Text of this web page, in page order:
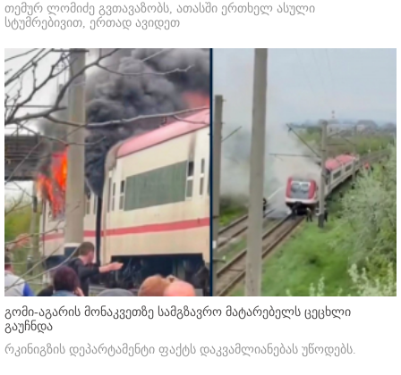
თემურ ლომიძე გვთავაზობს, ათასში ერთხელ ასული
სტუმრებივით, ერთად ავიდეთ
გომი-აგარის მონაკვეთზე სამგზავრო მატარებელს ცეცხლი
გაუჩნდა
რკინიგზის დეპარტამენტი ფაქტს დაკვამლიანებას უწოდებს.